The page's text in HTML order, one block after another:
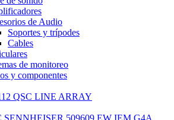
de Audio
Soportes y trípodes
Cables
de monitoreo
y componentes
QSC LINE ARRAY